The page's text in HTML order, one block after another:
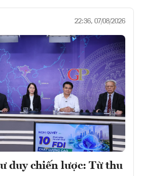
22:36, 07/08/2026
duy chiến lược: Từ thu